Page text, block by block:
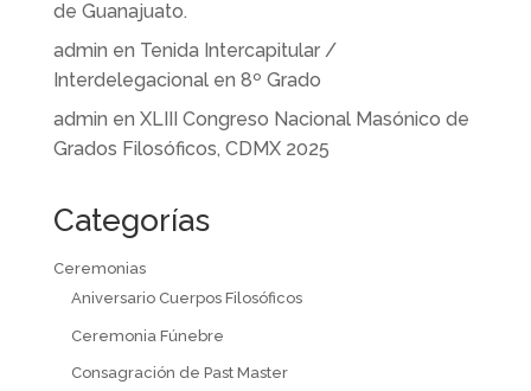
de Guanajuato.
admin en Tenida Intercapitular /
Interdelegacional en 8º Grado
admin en XLIII Congreso Nacional Masónico de
Grados Filosóficos, CDMX 2025
Categorías
Ceremonias
Aniversario Cuerpos Filosóficos
Ceremonia Fúnebre
Consagración de Past Master